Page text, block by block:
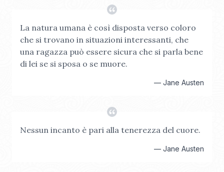
La natura umana è così disposta verso coloro
che si trovano in situazioni interessanti, che
una ragazza può essere sicura che si parla bene
di lei se si sposa o se muore.
— Jane Austen
Nessun incanto è pari alla tenerezza del cuore.
— Jane Austen